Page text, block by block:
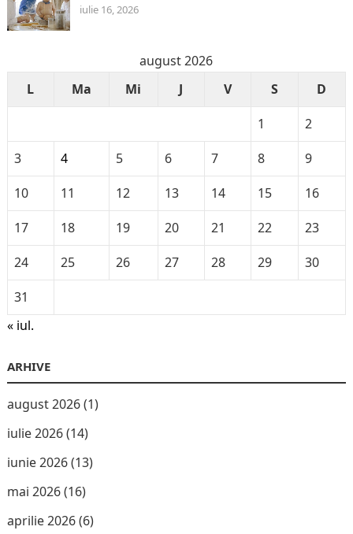
iulie 16, 2026
august 2026
L
Ma Mi J V S
D
1
2
3
4 5 6 7 8
9
10
11 12 13 14 15
16
17
18 19 20 21 22
23
24
25 26 27 28 29
30
31
« iul.
ARHIVE
august 2026(1)
iulie 2026(14)
iunie 2026(13)
mai 2026(16)
aprilie 2026(6)